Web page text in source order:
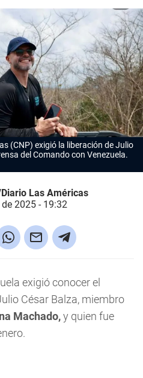
(CNP) exigió la liberación de Julio
del Comando con Venezuela.
Diario Las Américas
2025 - 19:32
exigió conocer el
César Balza, miembro
Machado,y quien fue